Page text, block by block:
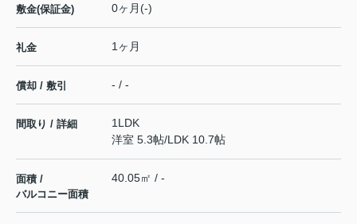
敷金(保証金) 0ヶ月(-)
礼金 1ヶ月
償却 / 敷引 - / -
間取り / 詳細
1LDK
洋室 5.3帖/LDK 10.7帖
面積 /
バルコニー面積
40.05㎡ / -